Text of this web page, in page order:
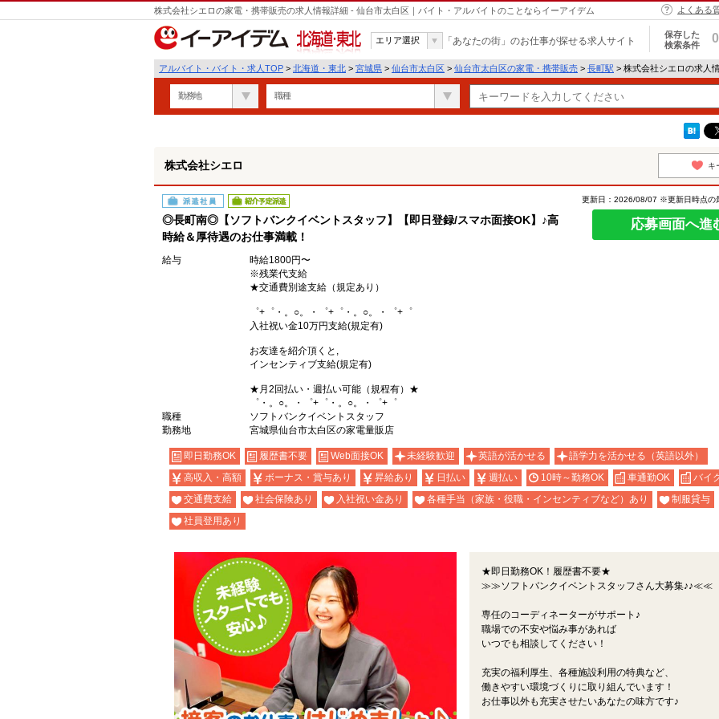
株式会社シエロの家電・携帯販売の求人情報詳細 - 仙台市太白区｜バイト・アルバイトのことならイーアイデム よくある
北海道・東北
エリア選択 「あなたの街」のお仕事が探せる求人サイト
保存した
検索条件
0
アルバイト・バイト・求人TOP > 北海道・東北 > 宮城県 > 仙台市太白区 > 仙台市太白区の家電・携帯販売 > 長町駅 > 株式会社シエロの求人
勤務地 職種
遣
株式会社シエロ キ
派遣社員 紹介予定派遣
◎長町南◎【ソフトバンクイベントスタッフ】【即日登録/スマホ面接OK】♪高
時給＆厚待遇のお仕事満載！
更新日：2026/08/07 ※更新日時点の
応募画面へ進
給与
時給1800円〜
※残業代支給
★交通費別途支給（規定あり）
゜+゜・。○。・゜+゜・。○。・゜+゜
入社祝い金10万円支給(規定有)
お友達を紹介頂くと,
インセンティブ支給(規定有)
★月2回払い・週払い可能（規程有）★
゜・。○。・゜+゜・。○。・゜+゜
職種
ソフトバンクイベントスタッフ
勤務地
宮城県仙台市太白区の家電量販店
即日勤務OK 履歴書不要 Web面接OK 未経験歓迎 英語が活かせる
語学力を活かせる（英語以外）
高収入・高額
ボーナス・賞与あり 昇給あり 日払い 週払い 10時～勤務OK 車通勤OK
バイ
交通費支給
社会保険あり 入社祝い金あり 各種手当（家族・役職・インセンティブなど）あり
制服貸与
社員登用あり
★即日勤務OK！履歴書不要★
≫≫ソフトバンクイベントスタッフさん大募集♪♪≪≪
専任のコーディネーターがサポート♪
職場での不安や悩み事があれば
いつでも相談してください！
充実の福利厚生、各種施設利用の特典など、
働きやすい環境づくりに取り組んでいます！
お仕事以外も充実させたいあなたの味方です♪